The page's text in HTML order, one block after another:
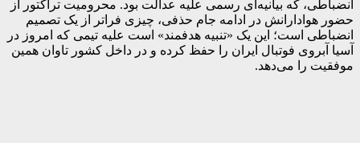
انضباطی، که بیانیه‌ای رسمی علیه عدالت بود. محرومیت تراکتور از
حضور هوادارانش در ادامه جام حذفی، چیزی فراتر از یک تصمیم
انضباطی است؛ این یک «تنبیه هدفمند» است علیه تیمی که امروز در
آسیا آبروی فوتبال ایران را حفظ کرده و در داخل کشور تاوان همین
موفقیت را می‌دهد.